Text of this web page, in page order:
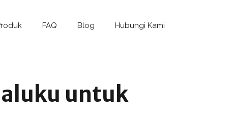
FAQ Blog Hubungi Kami
untuk